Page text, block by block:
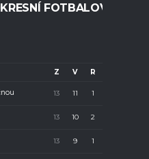
FOTBALOVÁ
Z V R
13 11 1
13 10 2
13 9 1